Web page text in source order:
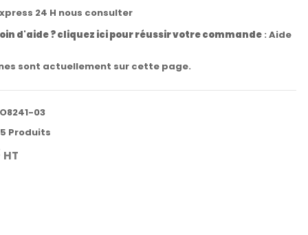
24 H nous consulter
d'aide ? cliquez ici pour réussir votre commande: Aide
sont actuellement sur cette page.
03
Produits
HT